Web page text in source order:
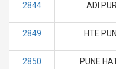
2844 ADI
2849 HTE
2850 PUNE